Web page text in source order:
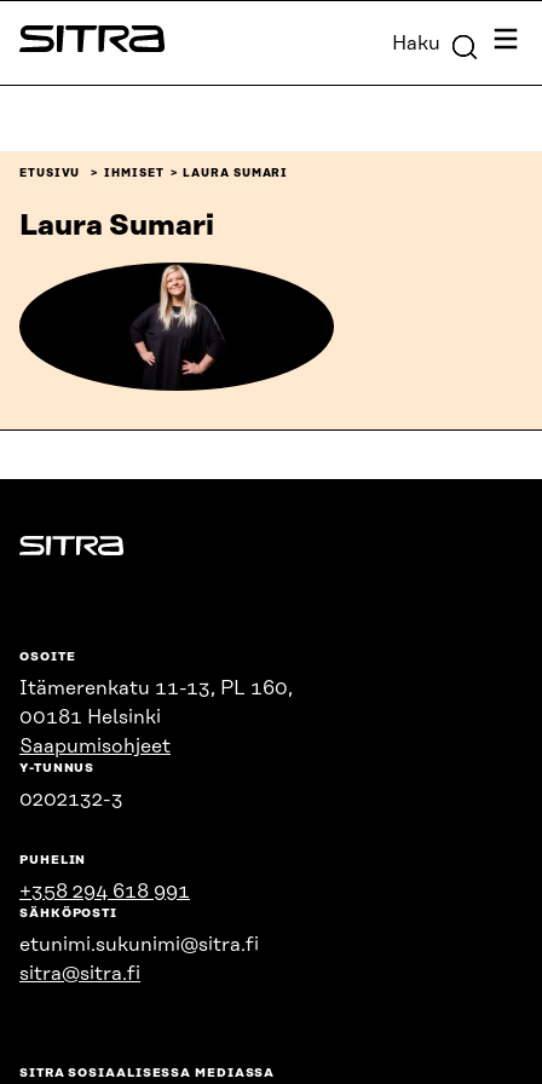
Siirry
suoraan
Sitra Haku
ETUSIVU IHMISET LAURA SUMARI
Laura Sumari
Sitra
OSOITE
Itämerenkatu 11-13, PL 160,
00181 Helsinki
Saapumisohjeet
Y-TUNNUS
0202132-3
PUHELIN
+358 294 618 991
SÄHKÖPOSTI
etunimi.sukunimi@sitra.fi
sitra@sitra.fi
SITRA SOSIAALISESSA MEDIASSA